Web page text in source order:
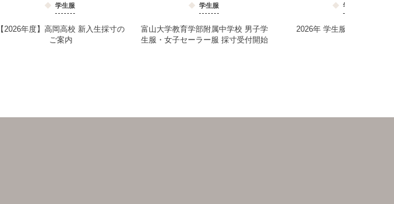
学生服
【2026年度】高岡高校 新入生採寸の
ご案内
学生服
富山大学教育学部附属中学校 男子学
生服・女子セーラー服 採寸受付開始
学生服
2026年 学生服在庫一掃セ